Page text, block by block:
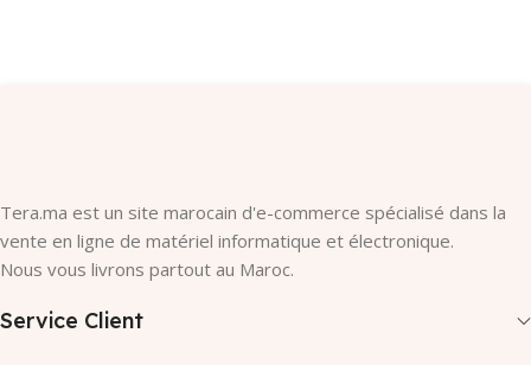
Tera.ma est un site marocain d'e-commerce spécialisé dans la
vente en ligne de matériel informatique et électronique.
Nous vous livrons partout au Maroc.
Service Client